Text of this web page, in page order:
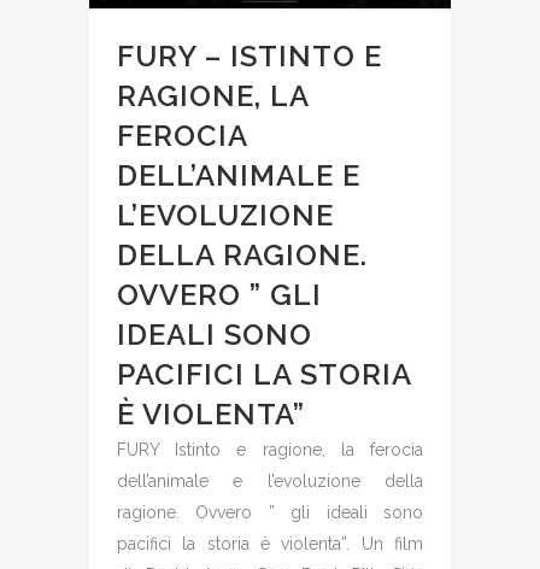
FURY – ISTINTO E
RAGIONE, LA
FEROCIA
DELL’ANIMALE E
L’EVOLUZIONE
DELLA RAGIONE.
OVVERO ” GLI
IDEALI SONO
PACIFICI LA STORIA
È VIOLENTA”
FURY Istinto e ragione, la ferocia
dell’animale e l’evoluzione della
ragione. Ovvero ” gli ideali sono
pacifici la storia è violenta”. Un film